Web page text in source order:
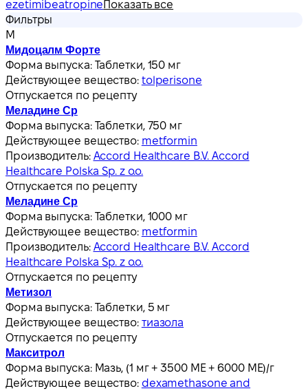
ezetimibeatropineПоказать все
Фильтры
М
Мидоцалм Форте
Форма выпуска: Таблетки, 150 мг
Действующее вещество: tolperisone
Отпускается по рецепту
Меладине Ср
Форма выпуска: Таблетки, 750 мг
Действующее вещество: metformin
Производитель: Accord Healthcare B.V. Accord
Healthcare Polska Sp. z o.o.
Отпускается по рецепту
Меладине Ср
Форма выпуска: Таблетки, 1000 мг
Действующее вещество: metformin
Производитель: Accord Healthcare B.V. Accord
Healthcare Polska Sp. z o.o.
Отпускается по рецепту
Метизол
Форма выпуска: Таблетки, 5 мг
Действующее вещество: тиазола
Отпускается по рецепту
Макситрол
Форма выпуска: Мазь, (1 мг + 3500 МЕ + 6000 МЕ)/г
Действующее вещество: dexamethasone and